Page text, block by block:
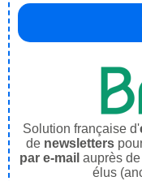
Solution française d'
de newsletters
par e-mail auprès
élus